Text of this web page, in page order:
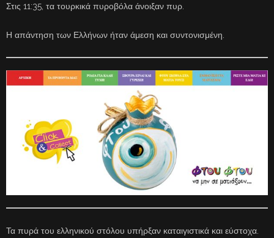
Στις 11:35, τα τουρκικά πυροβόλα άνοιξαν πυρ.
Η απάντηση των Ελλήνων ήταν άμεση και συντονισμένη.
Τα πυρά του ελληνικού στόλου υπήρξαν καταιγιστικά και εύστοχα.